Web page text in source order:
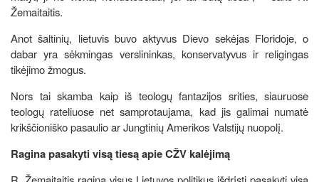
Žemaitaitis.
Anot šaltinių, lietuvis buvo aktyvus Dievo sekėjas Floridoje, o
dabar yra sėkmingas verslininkas, konservatyvus ir religingas
tikėjimo žmogus.
Nors tai skamba kaip iš teologų fantazijos srities, siauruose
teologų rateliuose net samprotaujama, kad jis galimai numatė
krikščioniško pasaulio ar Jungtinių Amerikos Valstijų nuopolį.
Ragina pasakyti visą tiesą apie CŽV kalėjimą